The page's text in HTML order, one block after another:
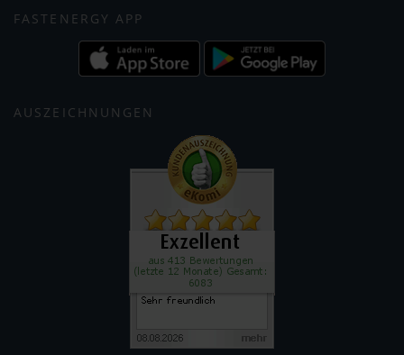
FASTENERGY APP
AUSZEICHNUNGEN